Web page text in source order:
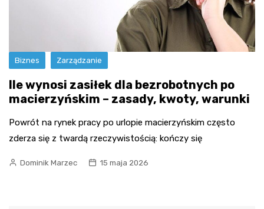
Biznes Zarządzanie
Ile wynosi zasiłek dla bezrobotnych po
macierzyńskim – zasady, kwoty, warunki
Powrót na rynek pracy po urlopie macierzyńskim często
zderza się z twardą rzeczywistością: kończy się
Dominik Marzec 15 maja 2026